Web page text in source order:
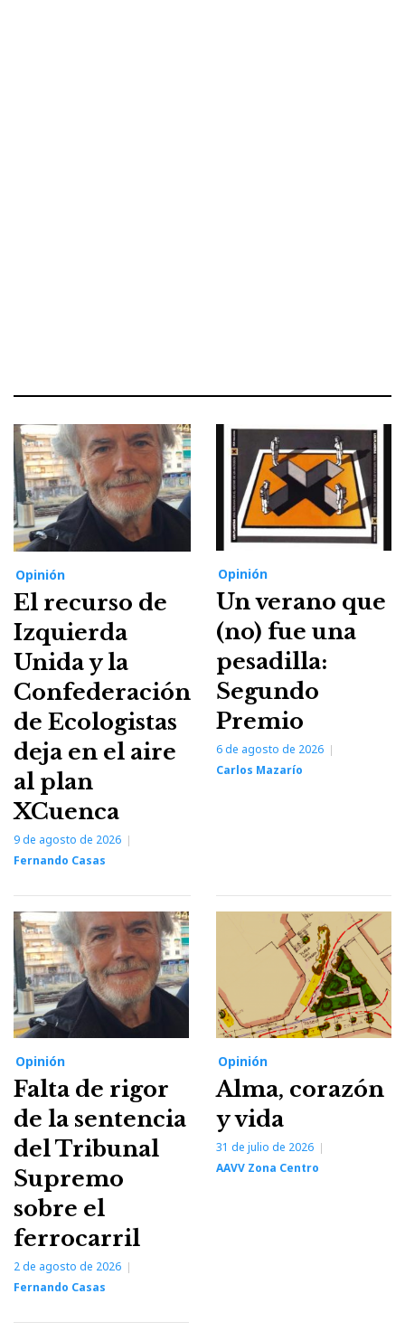
Opinión
El recurso de
Izquierda
Unida y la
Confederación
de Ecologistas
deja en el aire
al plan
XCuenca
9 de agosto de 2026
Fernando Casas
Opinión
Un verano que
(no) fue una
pesadilla:
Segundo
Premio
6 de agosto de 2026
Carlos Mazarío
Opinión
Falta de rigor
de la sentencia
del Tribunal
Supremo
sobre el
ferrocarril
2 de agosto de 2026
Fernando Casas
Opinión
Alma, corazón
y vida
31 de julio de 2026
AAVV Zona Centro